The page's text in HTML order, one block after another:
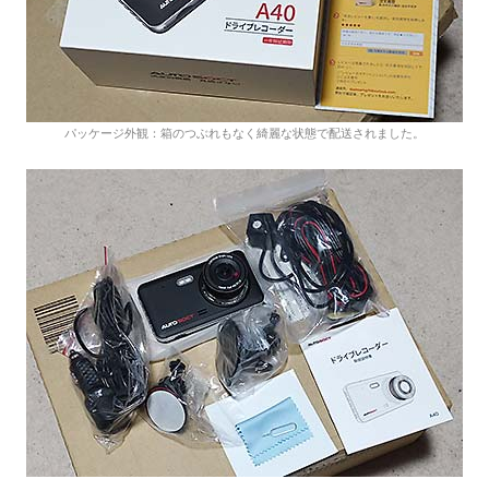
パッケージ外観：箱のつぶれもなく綺麗な状態で配送されました。